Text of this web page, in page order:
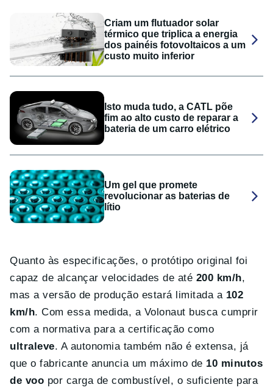
Criam um flutuador solar
térmico que triplica a energia
dos painéis fotovoltaicos a um
custo muito inferior
Isto muda tudo, a CATL põe
fim ao alto custo de reparar a
bateria de um carro elétrico
Um gel que promete
revolucionar as baterias de
lítio
Quanto às especificações, o protótipo original foi
capaz de alcançar velocidades de até 200 km/h,
mas a versão de produção estará limitada a 102
km/h. Com essa medida, a Volonaut busca cumprir
com a normativa para a certificação como
ultraleve. A autonomia também não é extensa, já
que o fabricante anuncia um máximo de 10 minutos
de voo por carga de combustível, o suficiente para